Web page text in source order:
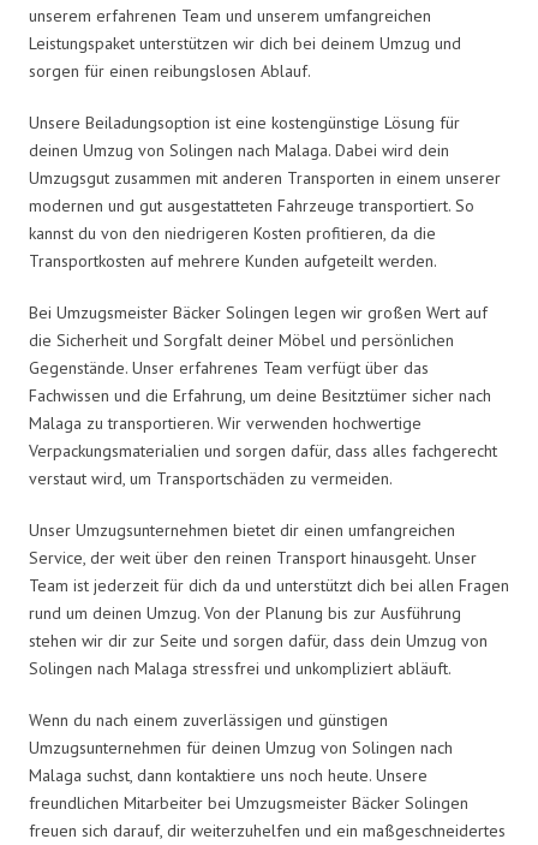
unserem erfahrenen Team und unserem umfangreichen
Leistungspaket unterstützen wir dich bei deinem Umzug und
sorgen für einen reibungslosen Ablauf.
Unsere Beiladungsoption ist eine kostengünstige Lösung für
deinen Umzug von Solingen nach Malaga. Dabei wird dein
Umzugsgut zusammen mit anderen Transporten in einem unserer
modernen und gut ausgestatteten Fahrzeuge transportiert. So
kannst du von den niedrigeren Kosten profitieren, da die
Transportkosten auf mehrere Kunden aufgeteilt werden.
Bei Umzugsmeister Bäcker Solingen legen wir großen Wert auf
die Sicherheit und Sorgfalt deiner Möbel und persönlichen
Gegenstände. Unser erfahrenes Team verfügt über das
Fachwissen und die Erfahrung, um deine Besitztümer sicher nach
Malaga zu transportieren. Wir verwenden hochwertige
Verpackungsmaterialien und sorgen dafür, dass alles fachgerecht
verstaut wird, um Transportschäden zu vermeiden.
Unser Umzugsunternehmen bietet dir einen umfangreichen
Service, der weit über den reinen Transport hinausgeht. Unser
Team ist jederzeit für dich da und unterstützt dich bei allen Fragen
rund um deinen Umzug. Von der Planung bis zur Ausführung
stehen wir dir zur Seite und sorgen dafür, dass dein Umzug von
Solingen nach Malaga stressfrei und unkompliziert abläuft.
Wenn du nach einem zuverlässigen und günstigen
Umzugsunternehmen für deinen Umzug von Solingen nach
Malaga suchst, dann kontaktiere uns noch heute. Unsere
freundlichen Mitarbeiter bei Umzugsmeister Bäcker Solingen
freuen sich darauf, dir weiterzuhelfen und ein maßgeschneidertes